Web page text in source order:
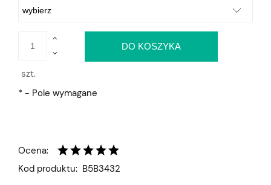
szt.
DO KOSZYKA
* - Pole wymagane
Ocena:
Kod produktu: B5B3432